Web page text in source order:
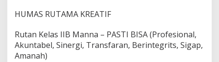
HUMAS RUTAMA KREATIF
Rutan Kelas IIB Manna – PASTI BISA (Profesional,
Akuntabel, Sinergi, Transfaran, Berintegrits, Sigap,
Amanah)